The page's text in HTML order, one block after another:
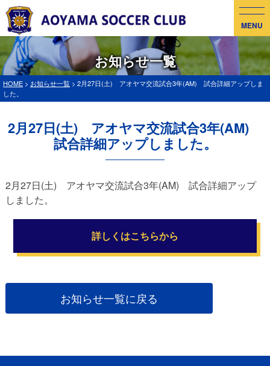
MENU
お知らせ一覧
HOME > お知らせ一覧 > 2月27日(土) アオヤマ交流試合3年(AM) 試合詳細アップしま
した。
2月27日(土) アオヤマ交流試合3年(AM)
試合詳細アップしました。
2月27日(土) アオヤマ交流試合3年(AM) 試合詳細アップ
しました。
詳しくはこちらから
お知らせ一覧に戻る